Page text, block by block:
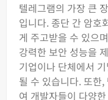
텔레그램의 가장 큰
입니다. 종단 간 암호
게 주고받을 수 있으
강력한 보안 성능을
기업이나 단체에서
될 수 있습니다. 또한
여 개발자들이 다양